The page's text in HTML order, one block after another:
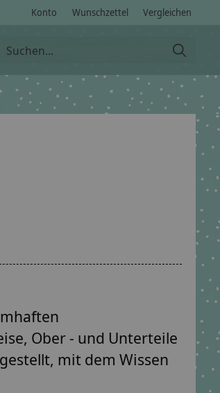
Konto Wunschzettel Vergleichen
Ober - und Unterteile
mit dem Wissen